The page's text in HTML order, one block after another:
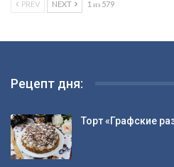
PREV NEXT 1 из 579
Рецепт дня:
Торт «Графские